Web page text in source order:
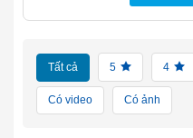
Tất cả 5 4
Có video Có ảnh